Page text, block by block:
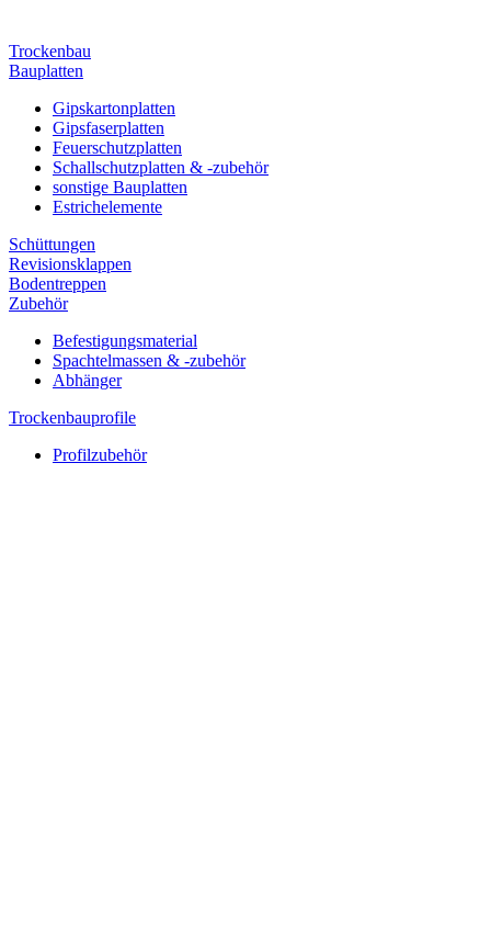
Trockenbau
Bauplatten
Gipskartonplatten
Gipsfaserplatten
Feuerschutzplatten
Schallschutzplatten & -zubehör
sonstige Bauplatten
Estrichelemente
Schüttungen
Revisionsklappen
Bodentreppen
Zubehör
Befestigungsmaterial
Spachtelmassen & -zubehör
Abhänger
Trockenbauprofile
Profilzubehör